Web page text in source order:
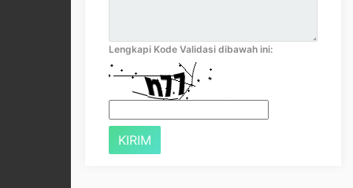
Lengkapi Kode Validasi dibawah ini: